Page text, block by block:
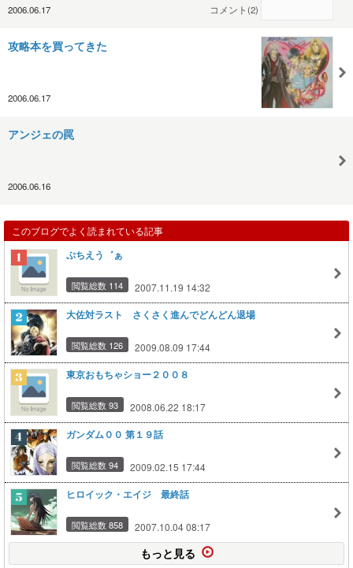
2006.06.17 コメント(2)
攻略本を買ってきた
2006.06.17
アンジェの罠
2006.06.16
このブログでよく読まれている記事
ぷちえう゛ぁ
閲覧総数 114 2007.11.19 14:32
大佐対ラスト さくさく進んでどんどん退場
閲覧総数 126 2009.08.09 17:44
東京おもちゃショー２００８
閲覧総数 93 2008.06.22 18:17
ガンダム００ 第１９話
閲覧総数 94 2009.02.15 17:44
ヒロイック・エイジ 最終話
閲覧総数 858 2007.10.04 08:17
もっと見る